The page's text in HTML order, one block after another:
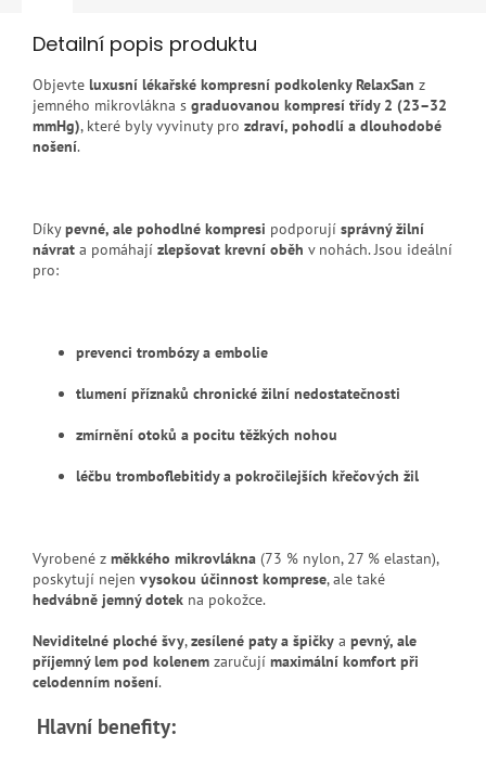
Detailní popis produktu
Objevte luxusní lékařské kompresní podkolenky RelaxSan z
jemného mikrovlákna s graduovanou kompresí třídy 2 (23–32
mmHg), které byly vyvinuty pro zdraví, pohodlí a dlouhodobé
nošení.
Díkypevné, ale pohodlné kompresi podporují správný žilní
návrat a pomáhají zlepšovat krevní oběh v nohách. Jsou ideální
pro:
prevenci trombózy a embolie
tlumení příznaků chronické žilní nedostatečnosti
zmírnění otoků a pocitu těžkých nohou
léčbu tromboflebitidy a pokročilejších křečových žil
Vyrobené z měkkého mikrovlákna (73 % nylon, 27 % elastan),
poskytují nejen vysokou účinnost komprese, ale také
hedvábně jemný dotek na pokožce.
Neviditelné ploché švy,zesílené paty a špičky a pevný, ale
příjemný lem pod kolenem zaručují maximální komfort při
celodenním nošení.
Hlavní benefity: